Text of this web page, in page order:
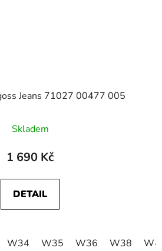
Jeans 71027 00477 005
Skladem
1 690 Kč
DETAIL
W34 W35 W36 W38